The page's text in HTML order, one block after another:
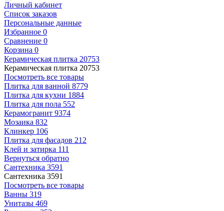
Личный кабинет
Список заказов
Персональные данные
Избранное 0
Сравнение 0
Корзина 0
Керамическая плитка 20753
Керамическая плитка 20753
Посмотреть все товары
Плитка для ванной 8779
Плитка для кухни 1884
Плитка для пола 552
Керамогранит 9374
Мозаика 832
Клинкер 106
Плитка для фасадов 212
Клей и затирка 111
Вернуться обратно
Сантехника 3591
Сантехника 3591
Посмотреть все товары
Ванны 319
Унитазы 469